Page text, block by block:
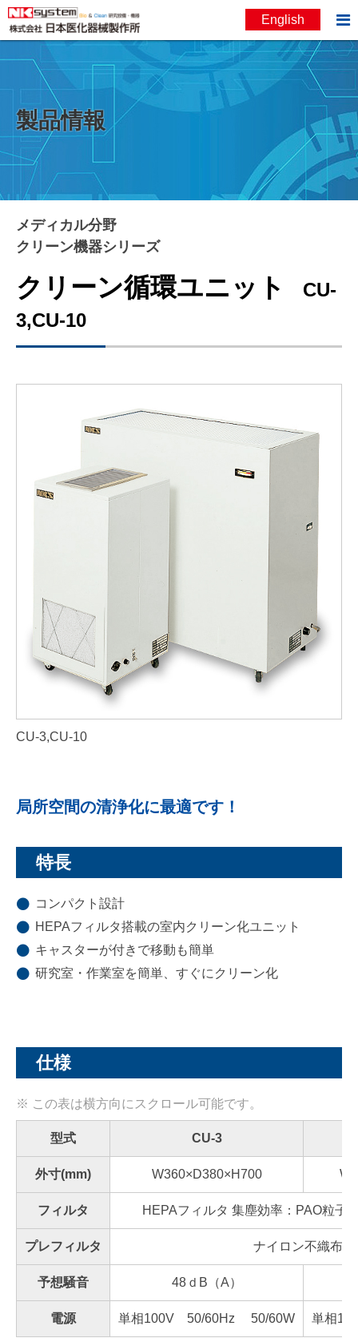
お問い合わせ English
English 
製品情報
メディカル分野
クリーン機器シリーズ
クリーン循環ユニット
CU-
3,CU-10
CU-3,CU-10
局所空間の清浄化に最適です！
特長
コンパクト設計
HEPAフィルタ搭載の室内クリーン化ユニット
キャスターが付きで移動も簡単
研究室・作業室を簡単、すぐにクリーン化
仕様
型式 CU-3
外寸(mm) W360×D380×H700
フィルタ HEPAフィルタ 集塵効率：PAO粒子
プレフィルタ ナイロン不織布
予想騒音 48ｄB（A）
電源 単相100V 50/60Hz 50/60W 単相